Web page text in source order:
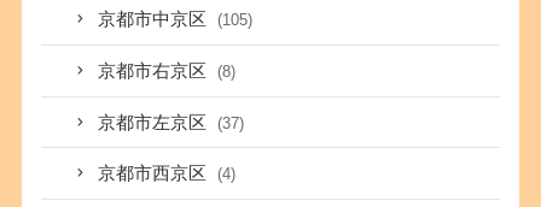
京都市中京区 (105)
京都市右京区 (8)
京都市左京区 (37)
京都市西京区 (4)